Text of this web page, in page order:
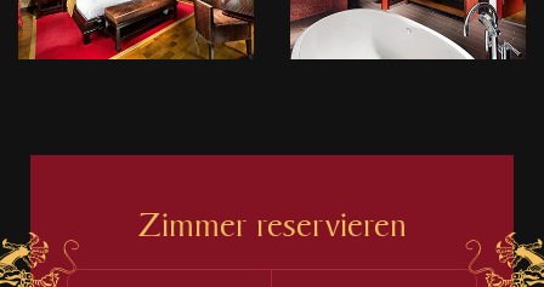
Zimmer reservieren